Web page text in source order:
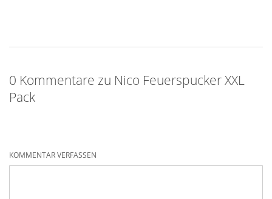
0 Kommentare zu Nico Feuerspucker XXL
Pack
KOMMENTAR VERFASSEN